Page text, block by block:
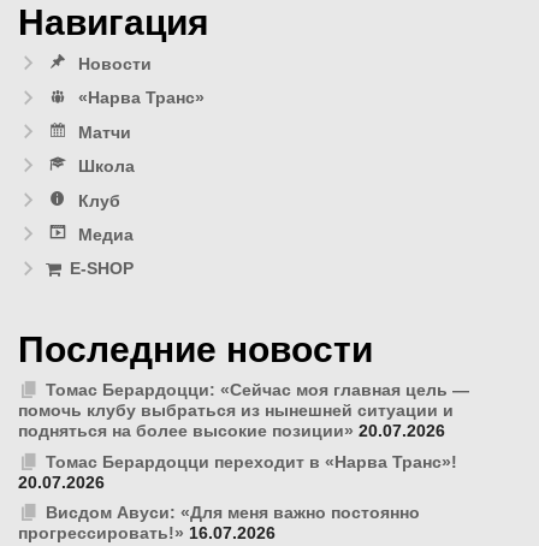
Навигация
Новости
«Нарва Транс»
Матчи
Школа
Клуб
Медиа
E-SHOP
Последние новости
Томас Берардоцци: «Сейчас моя главная цель —
помочь клубу выбраться из нынешней ситуации и
подняться на более высокие позиции» 20.07.2026
Томас Берардоцци переходит в «Нарва Транс»!
20.07.2026
Висдом Авуси: «Для меня важно постоянно
прогрессировать!» 16.07.2026